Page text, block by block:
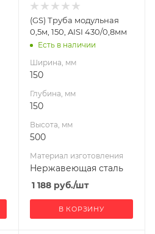
Нержавеющая
сталь
Производитель
(GS) Труба модульная
0,5м, 150, AISI 430/0,8мм
Есть в наличии
Ширина, мм
150
Глубина, мм
150
Высота, мм
500
Материал изготовления
Нержавеющая сталь
1 188руб./шт
В КОРЗИНУ